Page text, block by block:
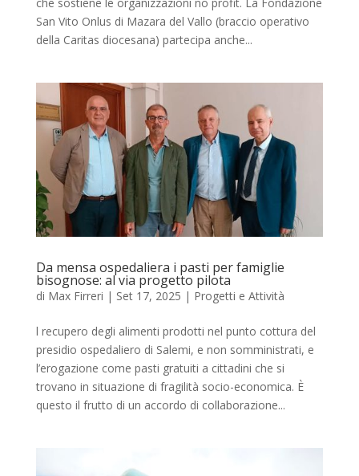
che sostiene le organizzazioni no profit. La Fondazione
San Vito Onlus di Mazara del Vallo (braccio operativo
della Caritas diocesana) partecipa anche...
Da mensa ospedaliera i pasti per famiglie
bisognose: al via progetto pilota
di Max Firreri | Set 17, 2025 | Progetti e Attività
l recupero degli alimenti prodotti nel punto cottura del
presidio ospedaliero di Salemi, e non somministrati, e
l’erogazione come pasti gratuiti a cittadini che si
trovano in situazione di fragilità socio-economica. È
questo il frutto di un accordo di collaborazione...